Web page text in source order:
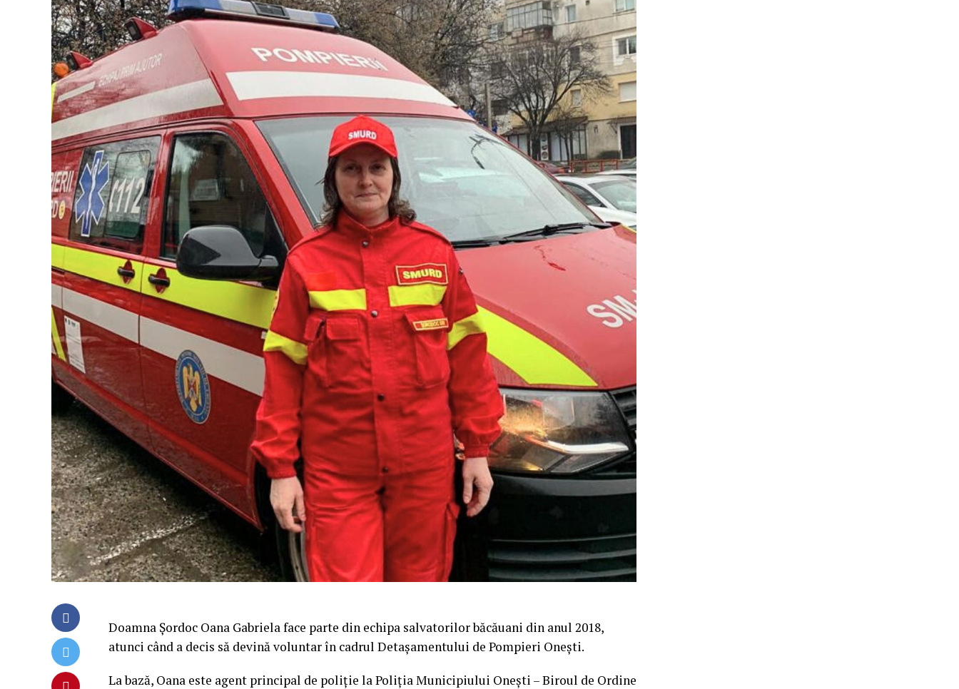
Doamna Șordoc Oana Gabriela face parte din echipa salvatorilor băcăuani din anul 2018,
atunci când a decis să devină voluntar în cadrul Detașamentului de Pompieri Onești.
La bază, Oana este agent principal de poliție la Poliția Municipiului Onești – Biroul de Ordine